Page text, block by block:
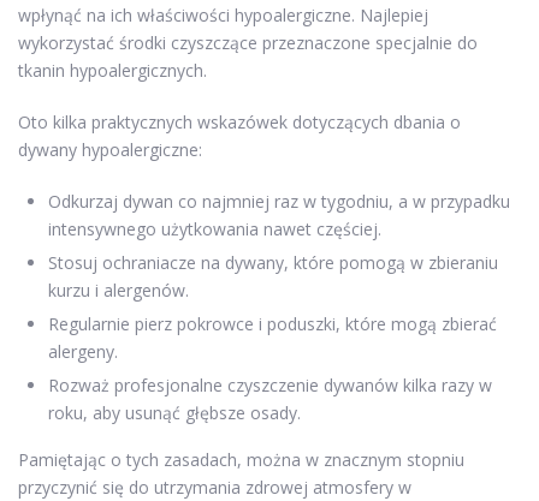
wpłynąć na ich właściwości hypoalergiczne. Najlepiej
wykorzystać środki czyszczące przeznaczone specjalnie do
tkanin hypoalergicznych.
Oto kilka praktycznych wskazówek dotyczących dbania o
dywany hypoalergiczne:
Odkurzaj dywan co najmniej raz w tygodniu, a w przypadku
intensywnego użytkowania nawet częściej.
Stosuj ochraniacze na dywany, które pomogą w zbieraniu
kurzu i alergenów.
Regularnie pierz pokrowce i poduszki, które mogą zbierać
alergeny.
Rozważ profesjonalne czyszczenie dywanów kilka razy w
roku, aby usunąć głębsze osady.
Pamiętając o tych zasadach, można w znacznym stopniu
przyczynić się do utrzymania zdrowej atmosfery w